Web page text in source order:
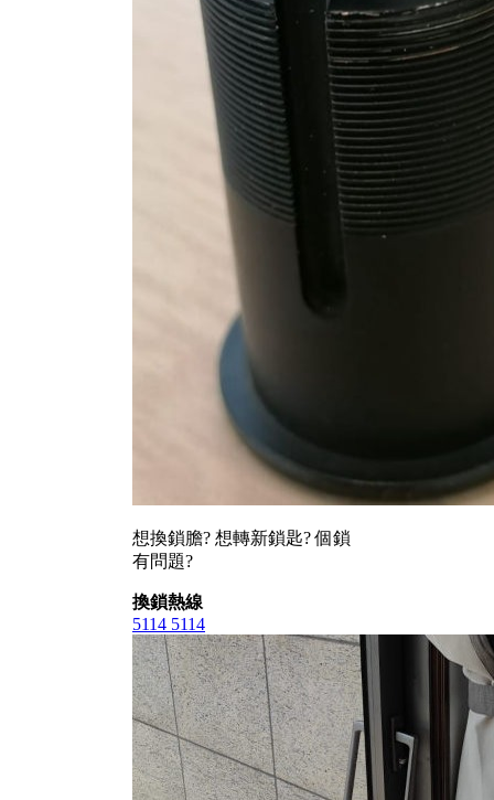
想換鎖膽? 想轉新鎖匙? 個鎖
有問題?
換鎖熱線
5114 5114